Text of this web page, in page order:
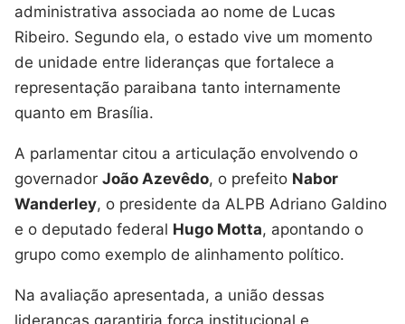
administrativa associada ao nome de Lucas
Ribeiro. Segundo ela, o estado vive um momento
de unidade entre lideranças que fortalece a
representação paraibana tanto internamente
quanto em Brasília.
A parlamentar citou a articulação envolvendo o
governador João Azevêdo, o prefeito Nabor
Wanderley, o presidente da ALPB Adriano Galdino
e o deputado federal Hugo Motta, apontando o
grupo como exemplo de alinhamento político.
Na avaliação apresentada, a união dessas
lideranças garantiria força institucional e